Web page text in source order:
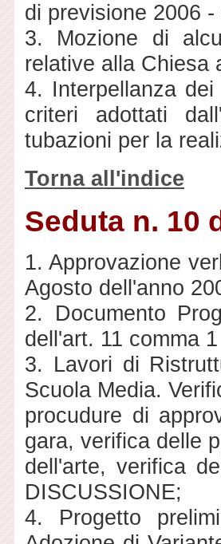
di previsione 2006
3. Mozione di
relative alla Chiesa
4. Interpellanza
criteri adottati
tubazioni per la
Torna all'indice
Seduta n. 10
1. Approvazione
Agosto dell'anno
2. Documento
dell'art. 11 comma
3. Lavori di
Scuola Media.
procudure di
gara, verifica delle
dell'arte, verifica
DISCUSSIONE;
4. Progetto